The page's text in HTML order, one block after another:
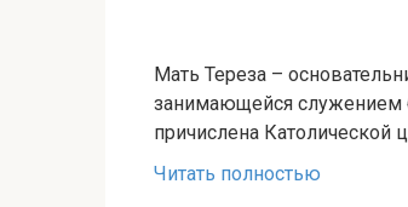
Мать Тереза –
занимающейся служением
причислена
Читать полностью